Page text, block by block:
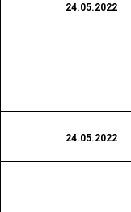
24.05.2022
24.05.2022